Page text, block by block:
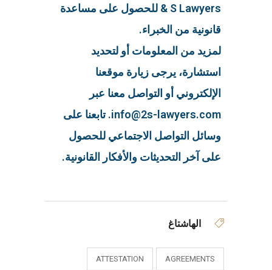
& S Lawyers للحصول على مساعدة
قانونية من الخبراء.
لمزيد من المعلومات أو لتحديد
استشارة، يرجى زيارة موقعنا
الإلكتروني أو التواصل معنا عبر
info@2s-lawyers.com. تابعنا على
وسائل التواصل الاجتماعي للحصول
على آخر التحديثات والأفكار القانونية.
الهاشتاغ
AGREEMENTS
ATTESTATION